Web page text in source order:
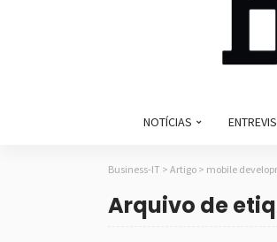
NOTÍCIAS
Business-IT > Artigo > mobile
Arquivo de